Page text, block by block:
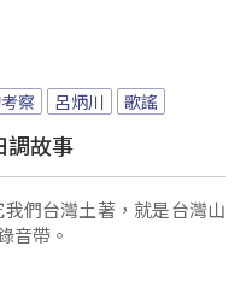
察 呂炳川 歌謠
調故事
們台灣土著，就是台灣山
音帶。